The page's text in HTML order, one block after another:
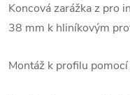
Koncová zarážka z pro
38 mm k hliníkovým
Montáž k profilu